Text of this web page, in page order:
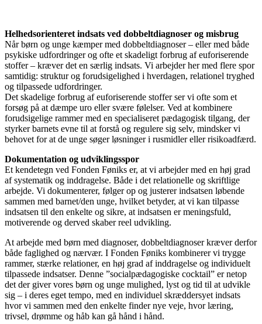
Helhedsorienteret indsats ved dobbeltdiagnoser og misbrug
Når børn og unge kæmper med dobbeltdiagnoser – eller med både
psykiske udfordringer og ofte et skadeligt forbrug af euforiserende
stoffer – kræver det en særlig indsats. Vi arbejder her med flere spor
samtidig: struktur og forudsigelighed i hverdagen, relationel tryghed
og tilpassede udfordringer.
Det skadelige forbrug af euforiserende stoffer ser vi ofte som et
forsøg på at dæmpe uro eller svære følelser. Ved at kombinere
forudsigelige rammer med en specialiseret pædagogisk tilgang, der
styrker barnets evne til at forstå og regulere sig selv, mindsker vi
behovet for at de unge søger løsninger i rusmidler eller risikoadfærd.
Dokumentation og udviklingsspor
Et kendetegn ved Fonden Føniks er, at vi arbejder med en høj grad
af systematik og inddragelse. Både i det relationelle og skriftlige
arbejde. Vi dokumenterer, følger op og justerer indsatsen løbende
sammen med barnet/den unge, hvilket betyder, at vi kan tilpasse
indsatsen til den enkelte og sikre, at indsatsen er meningsfuld,
motiverende og derved skaber reel udvikling.
At arbejde med børn med diagnoser, dobbeltdiagnoser kræver derfor
både faglighed og nærvær. I Fonden Føniks kombinerer vi trygge
rammer, stærke relationer, en høj grad af inddragelse og individuelt
tilpassede indsatser. Denne ”socialpædagogiske cocktail” er netop
det der giver vores børn og unge mulighed, lyst og tid til at udvikle
sig – i deres eget tempo, med en individuel skræddersyet indsats
hvor vi sammen med den enkelte finder nye veje, hvor læring,
trivsel, drømme og håb kan gå hånd i hånd.